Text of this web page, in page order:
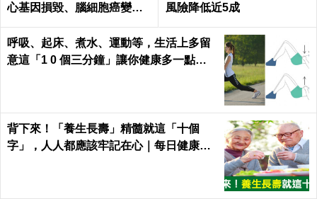
心基因損毀、腦細胞癌變！
風險降低近5成
呼吸、起床、煮水、運動等，生活上多留
意這「1 0 個三分鐘」讓你健康多一點，
背下來！「養生長壽」精髓就這「十個
字」，人人都應該牢記在心｜每日健康He